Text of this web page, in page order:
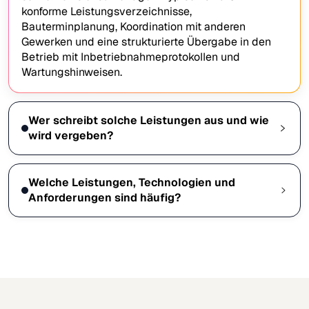
konforme Leistungsverzeichnisse,
Bauterminplanung, Koordination mit anderen
Gewerken und eine strukturierte Übergabe in den
Betrieb mit Inbetriebnahmeprotokollen und
Wartungshinweisen.
Wer schreibt solche Leistungen aus und wie
wird vergeben?
Welche Leistungen, Technologien und
Anforderungen sind häufig?